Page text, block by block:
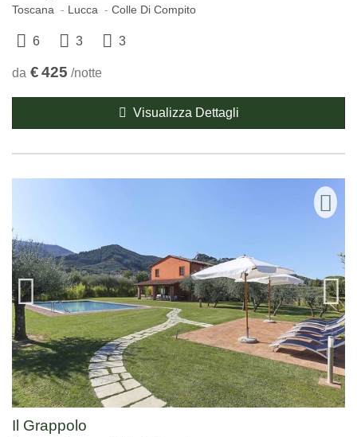
Toscana Lucca Colle Di Compito
6 3 3
da €425 /notte
Visualizza Dettagli
Il Grappolo